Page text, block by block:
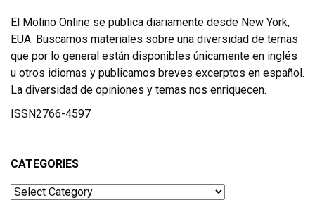
El Molino Online se publica diariamente desde New York,
EUA. Buscamos materiales sobre una diversidad de temas
que por lo general están disponibles únicamente en inglés
u otros idiomas y publicamos breves excerptos en español.
La diversidad de opiniones y temas nos enriquecen.
ISSN2766-4597
CATEGORIES
Categories